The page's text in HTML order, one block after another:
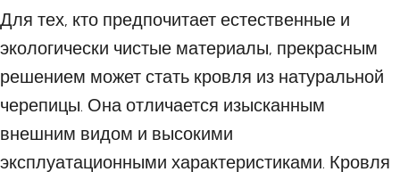
Для тех, кто предпочитает естественные и
экологически чистые материалы, прекрасным
решением может стать кровля из натуральной
черепицы. Она отличается изысканным
внешним видом и высокими
эксплуатационными характеристиками. Кровля